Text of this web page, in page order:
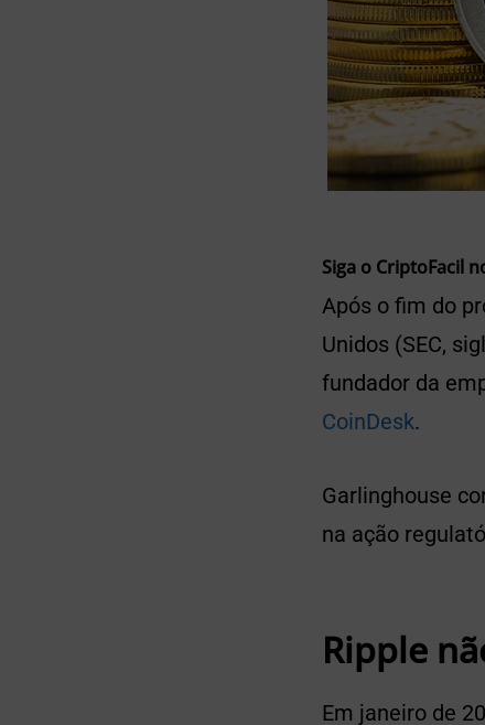
Siga o CriptoFacil
Após o fim do
Unidos (SEC,
fundador da
CoinDesk.
Garlinghouse
na ação
Ripple
Em janeiro de